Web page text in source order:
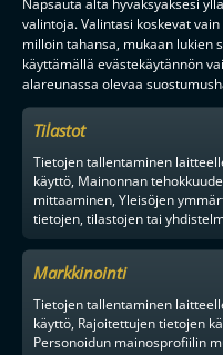
valintoja. Valintasi koskevat
milloin tahansa, mukaan lukien
käyttämällä evästekäytännön
alareunassa olevaa
Tilastot
Tietojen tallentaminen
käyttö, Mainonnan
mittaaminen, Yleisöjen
tietojen, tilastojen tai
Markkinointi
Tietojen tallentaminen
käyttö, Rajoitettujen tietojen
Personoidun mainosprofiilin